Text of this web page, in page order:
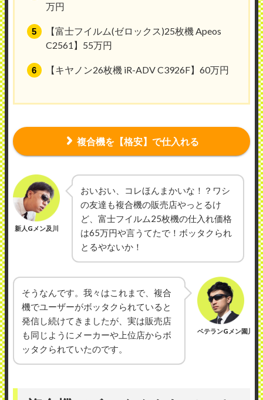
万円
【富士フイルム(ゼロックス)25枚機 Apeos
C2561】55万円
【キヤノン26枚機 iR-ADV C3926F】60万円
複合機を【格安】で仕入れる
新人Gメン及川
おいおい、コレほんまかいな！？ワシ
の友達も複合機の販売店やっとるけ
ど、富士フイルム25枚機の仕入れ価格
は65万円や言うてたで！ボッタクられ
とるやないか！
そうなんです。我々はこれまで、複合
機でユーザーがボッタクられていると
発信し続けてきましたが、実は販売店
も同じようにメーカーや上位店からボ
ッタクられていたのです。
ベテランGメン園川